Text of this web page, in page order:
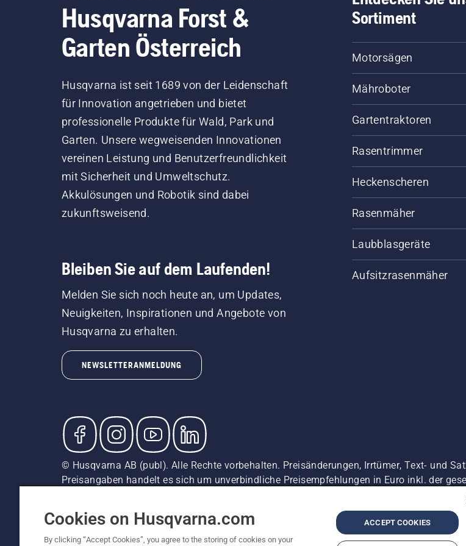
Husqvarna Forst &
Garten Österreich
Husqvarna ist seit 1689 von der Leidenschaft
für Innovation angetrieben und bietet
professionelle Produkte für Wald, Park und
Garten. Unsere wegweisenden Innovationen
vereinen Leistung und Benutzerfreundlichkeit
mit Sicherheit und Umweltschutz.
Akkulösungen und Robotik sind dabei
zukunftsweisend.
Bleiben Sie auf dem Laufenden!
Melden Sie sich noch heute an, um Updates,
Neuigkeiten, Inspirationen und Angebote von
Husqvarna zu erhalten.
NEWSLETTERANMELDUNG
Sortiment
Motorsägen
Mähroboter
Gartentraktoren
Rasentrimmer
Heckenscheren
Rasenmäher
Laubblasgeräte
Aufsitzrasenmäher
© Husqvarna AB (publ). Alle Rechte vorbehalten. Preisänderungen, Irrtümer, Text- und
Preisangaben handelt es sich um unverbindliche Preisempfehlungen in Euro inkl. der
unverbindliche Preisempfehlungen (inkl. MwSt), es sei denn sie sind für den direkten
Cookie-Richtlinie Datenschutzerklärung Impressum Vermutete
Cookies on Husqvarna.com
By clicking “Accept Cookies”, you agree to the storing of cookies on your
ACCEPT COOKIES